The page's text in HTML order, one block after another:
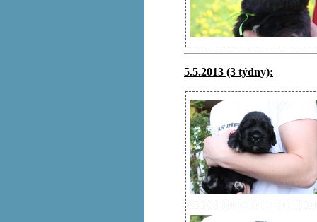
5.5.2013 (3 týdny):